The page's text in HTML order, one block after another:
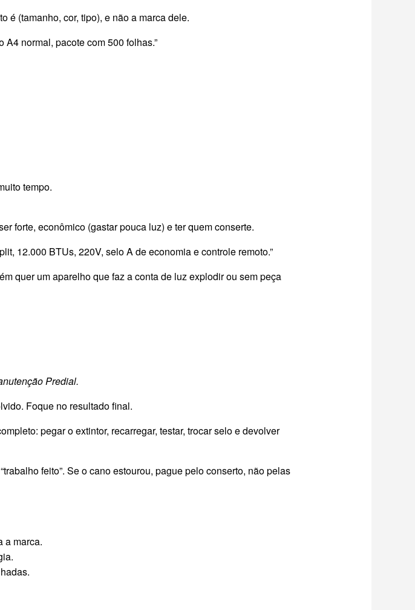
é (tamanho, cor, tipo), e não a marca dele.
A4 normal, pacote com 500 folhas.”
tempo.
forte, econômico (gastar pouca luz) e ter quem conserte.
12.000 BTUs, 220V, selo A de economia e controle remoto.”
quer um aparelho que faz a conta de luz explodir ou sem peça
Predial.
Foque no resultado final.
pegar o extintor, recarregar, testar, trocar selo e devolver
feito”. Se o cano estourou, pague pelo conserto, não pelas
a marca.